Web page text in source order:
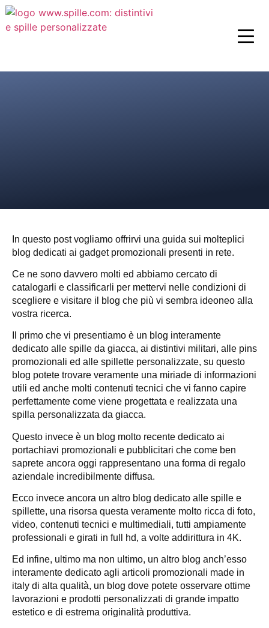
In questo post vogliamo offrirvi una guida sui molteplici
blog dedicati ai gadget promozionali presenti in rete.
Ce ne sono davvero molti ed abbiamo cercato di
catalogarli e classificarli per mettervi nelle condizioni di
scegliere e visitare il blog che più vi sembra ideoneo alla
vostra ricerca.
Il primo che vi presentiamo è un blog interamente
dedicato alle spille da giacca, ai distintivi militari, alle pins
promozionali ed alle spillette personalizzate, su questo
blog potete trovare veramente una miriade di informazioni
utili ed anche molti contenuti tecnici che vi fanno capire
perfettamente come viene progettata e realizzata una
spilla personalizzata da giacca.
Questo invece è un blog molto recente dedicato ai
portachiavi promozionali e pubblicitari che come ben
saprete ancora oggi rappresentano una forma di regalo
aziendale incredibilmente diffusa.
Ecco invece ancora un altro blog dedicato alle spille e
spillette, una risorsa questa veramente molto ricca di foto,
video, contenuti tecnici e multimediali, tutti ampiamente
professionali e girati in full hd, a volte addirittura in 4K.
Ed infine, ultimo ma non ultimo, un altro blog anch’esso
interamente dedicato agli articoli promozionali made in
italy di alta qualità, un blog dove potete osservare ottime
lavorazioni e prodotti personalizzati di grande impatto
estetico e di estrema originalità produttiva.